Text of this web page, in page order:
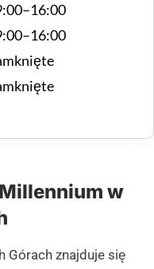
w
Górach znajduje się